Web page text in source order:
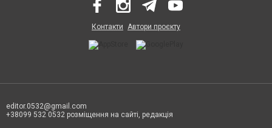
Контакти Автори проєкту
editor.0532@gmail.com
+38099 532 0532 розміщення на сайті, редакція